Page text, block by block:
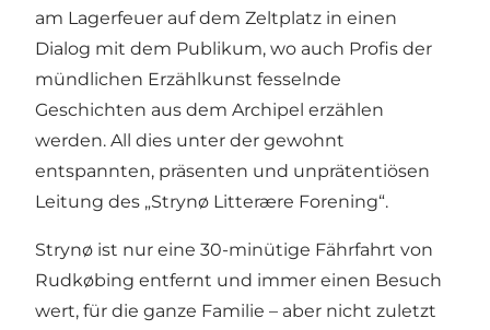
am Lagerfeuer auf dem Zeltplatz in einen
Dialog mit dem Publikum, wo auch Profis der
mündlichen Erzählkunst fesselnde
Geschichten aus dem Archipel erzählen
werden. All dies unter der gewohnt
entspannten, präsenten und unprätentiösen
Leitung des „Strynø Litterære Forening“.
Strynø ist nur eine 30-minütige Fährfahrt von
Rudkøbing entfernt und immer einen Besuch
wert, für die ganze Familie – aber nicht zuletzt